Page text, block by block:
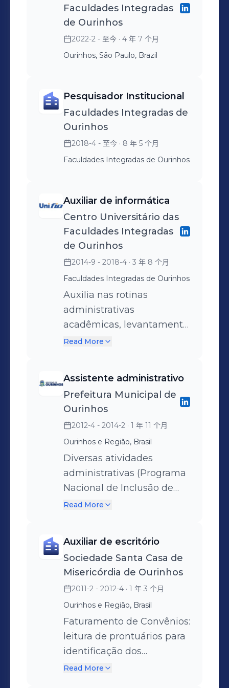
organização dos arquivos, sendo
considerada como uma forma
inovadora de apresentação dos
documentos, elogiado em todas as
sistema e-MEC, executo as tarefas
relacionadas ao Censo da Educação
Superior e Enade. O conhecimento
em tecnologia me permite otimizar
as tarefas, fazer uso de várias
relatórios e verificação de
consistências. Também sou
professora do curso de Pedagogia
EaD do UNIFIO, lecionando nas
disciplinas: História da Educação e
Antropologia da Educação. Fui
membro da Comissão Própria de
Avaliação - CPA e Equipe
Multidisciplinar da IEs.
Faculdades Integradas
de Ourinhos
2022-2 - 至今 · 4 年 7 个月
Ourinhos, São Paulo, Brazil
Pesquisador Institucional
Faculdades Integradas de
Ourinhos
2018-4 - 至今 · 8 年 5 个月
Faculdades Integradas de Ourinhos
Auxiliar de informática
Centro Universitário das
Faculdades Integradas
de Ourinhos
2014-9 - 2018-4 · 3 年 8 个月
Faculdades Integradas de Ourinhos
Auxilia nas rotinas
administrativas
acadêmicas, levantamento
e organização de dados
Read More
Assistente administrativo
Prefeitura Municipal de
Ourinhos
2012-4 - 2014-2 · 1 年 11 个月
Ourinhos e Região, Brasil
Diversas atividades
administrativas (Programa
Nacional de Inclusão de
Jovens), sendo responsável
documentos, controle de
desempenho dos alunos e
busca ativa. Participação
efetiva nas melhorias dos
processos internos. -
Contratação por tempo
determinado.
Read More
Auxiliar de escritório
Sociedade Santa Casa de
Misericórdia de Ourinhos
2011-2 - 2012-4 · 1 年 3 个月
Ourinhos e Região, Brasil
Faturamento de Convênios:
leitura de prontuários para
identificação dos
procedimentos (adquirindo
Read More